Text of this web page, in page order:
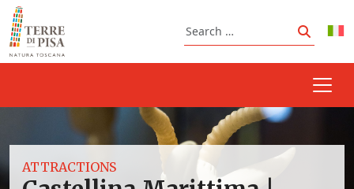
Skip to content
Search
Search
ATTRACTIONS